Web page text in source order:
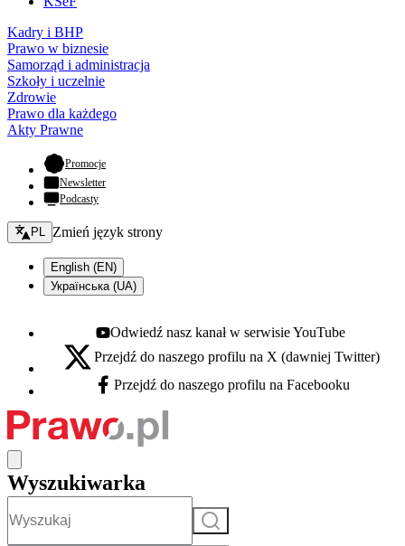
Kadry i BHP
Prawo w biznesie
Samorząd i administracja
Szkoły i uczelnie
Zdrowie
Prawo dla każdego
Akty Prawne
Promocje- otwiera się w nowej karcie
Newsletter
Podcasty
Zmień język - bieżący:
PL Zmień język strony
English (EN)
Українська (UA)
Youtube - otwiera się w nowej karcie
Odwiedź nasz kanał w serwisie YouTube
X - otwiera się w nowej karcie
Przejdź do naszego profilu na X (dawniej Twitter)
Facebook - otwiera się w nowej karcie
Przejdź do naszego profilu na Facebooku
Wyszukiwarka
Szukaj